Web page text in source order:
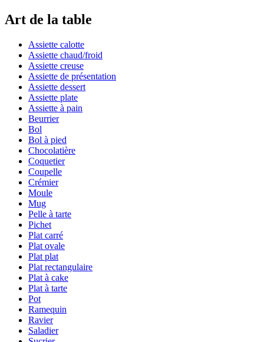
Art de la table
Assiette calotte
Assiette chaud/froid
Assiette creuse
Assiette de présentation
Assiette dessert
Assiette plate
Assiette à pain
Beurrier
Bol
Bol à pied
Chocolatière
Coquetier
Coupelle
Crémier
Moule
Mug
Pelle à tarte
Pichet
Plat carré
Plat ovale
Plat plat
Plat rectangulaire
Plat à cake
Plat à tarte
Pot
Ramequin
Ravier
Saladier